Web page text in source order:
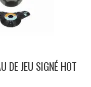
DE JEU SIGNÉ HOT